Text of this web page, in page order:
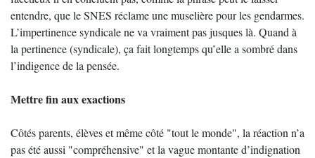
entendre, que le SNES réclame une muselière pour les gendarmes.
L’impertinence syndicale ne va vraiment pas jusques là. Quand à
la pertinence (syndicale), ça fait longtemps qu’elle a sombré dans
l’indigence de la pensée.
Mettre fin aux exactions
Côtés parents, élèves et même côté "tout le monde", la réaction n’a
pas été aussi "compréhensive" et la vague montante d’indignation